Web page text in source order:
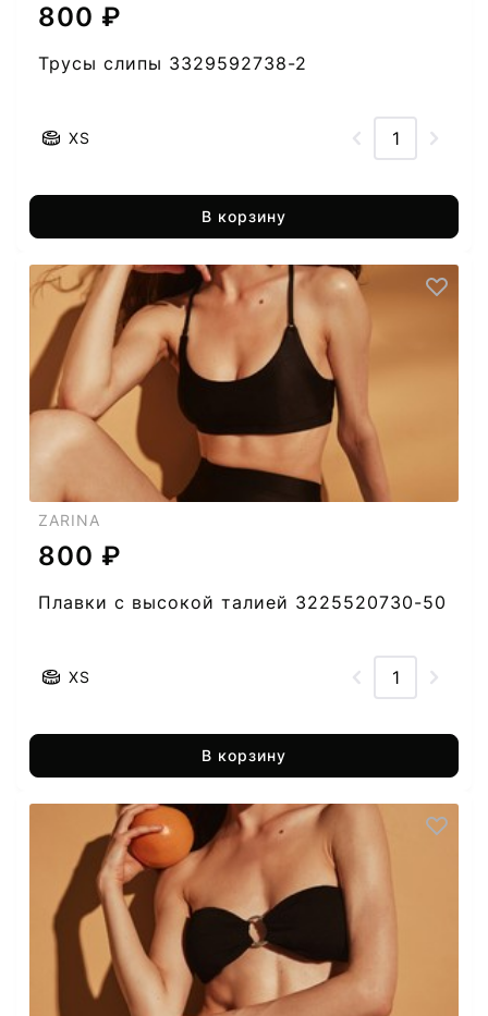
800 ₽
Трусы слипы 3329592738-2
XS
В корзину
ZARINA
800 ₽
Плавки с высокой талией 3225520730-50
XS
В корзину